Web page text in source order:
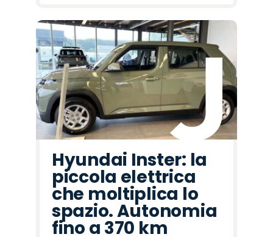
Hyundai Inster: la
piccola elettrica
che moltiplica lo
spazio. Autonomia
fino a 370 km